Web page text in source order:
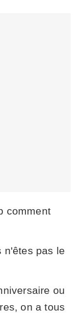
comment
n'êtes pas le
ou
on a tous